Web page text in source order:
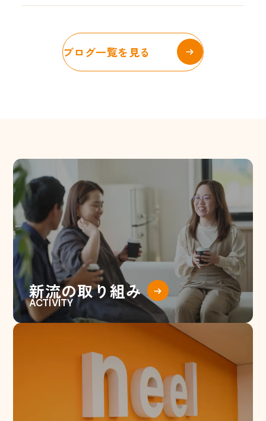
ブログ一覧を見る
新流の取り組み
ACTIVITY